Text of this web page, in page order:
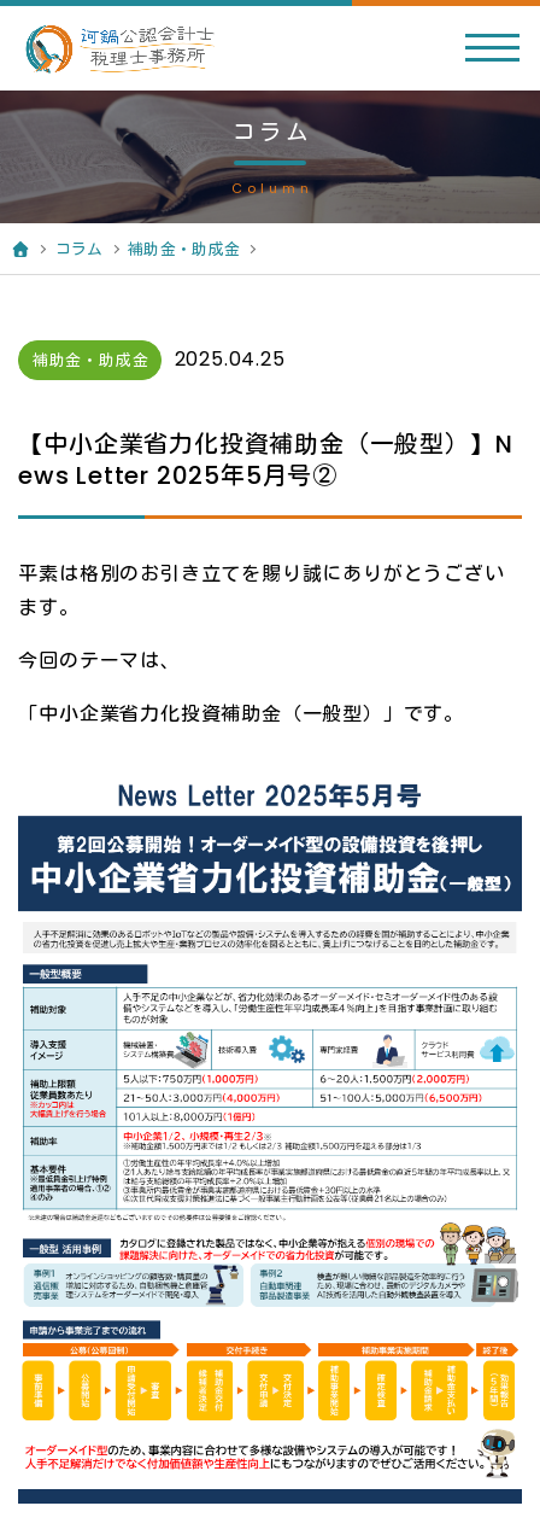
コラム
Column
コラム 補助金・助成金
補助金・助成金 2025.04.25
【中小企業省力化投資補助金（一般型）】N
ews Letter 2025年5月号②
平素は格別のお引き立てを賜り誠にありがとうござい
ます。
今回のテーマは、
「中小企業省力化投資補助金（一般型）」です。